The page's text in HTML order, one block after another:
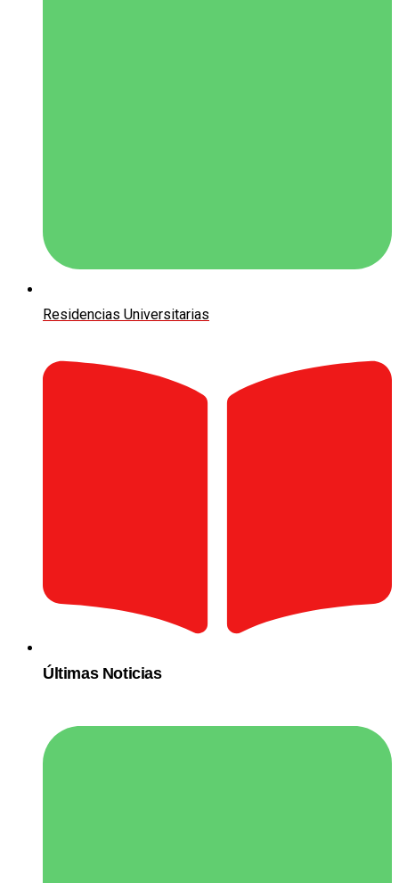
Residencias Universitarias
Últimas Noticias